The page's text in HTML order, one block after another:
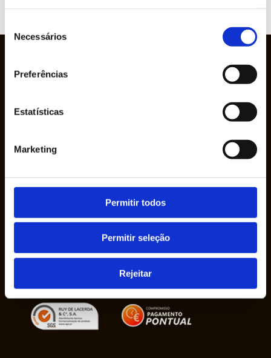
Necessários
Preferências
Estatísticas
Marketing
Permitir todos
Permitir seleção
Rejeitar
A Empresa Ruy de Lacerda & Cª., S.A. foi